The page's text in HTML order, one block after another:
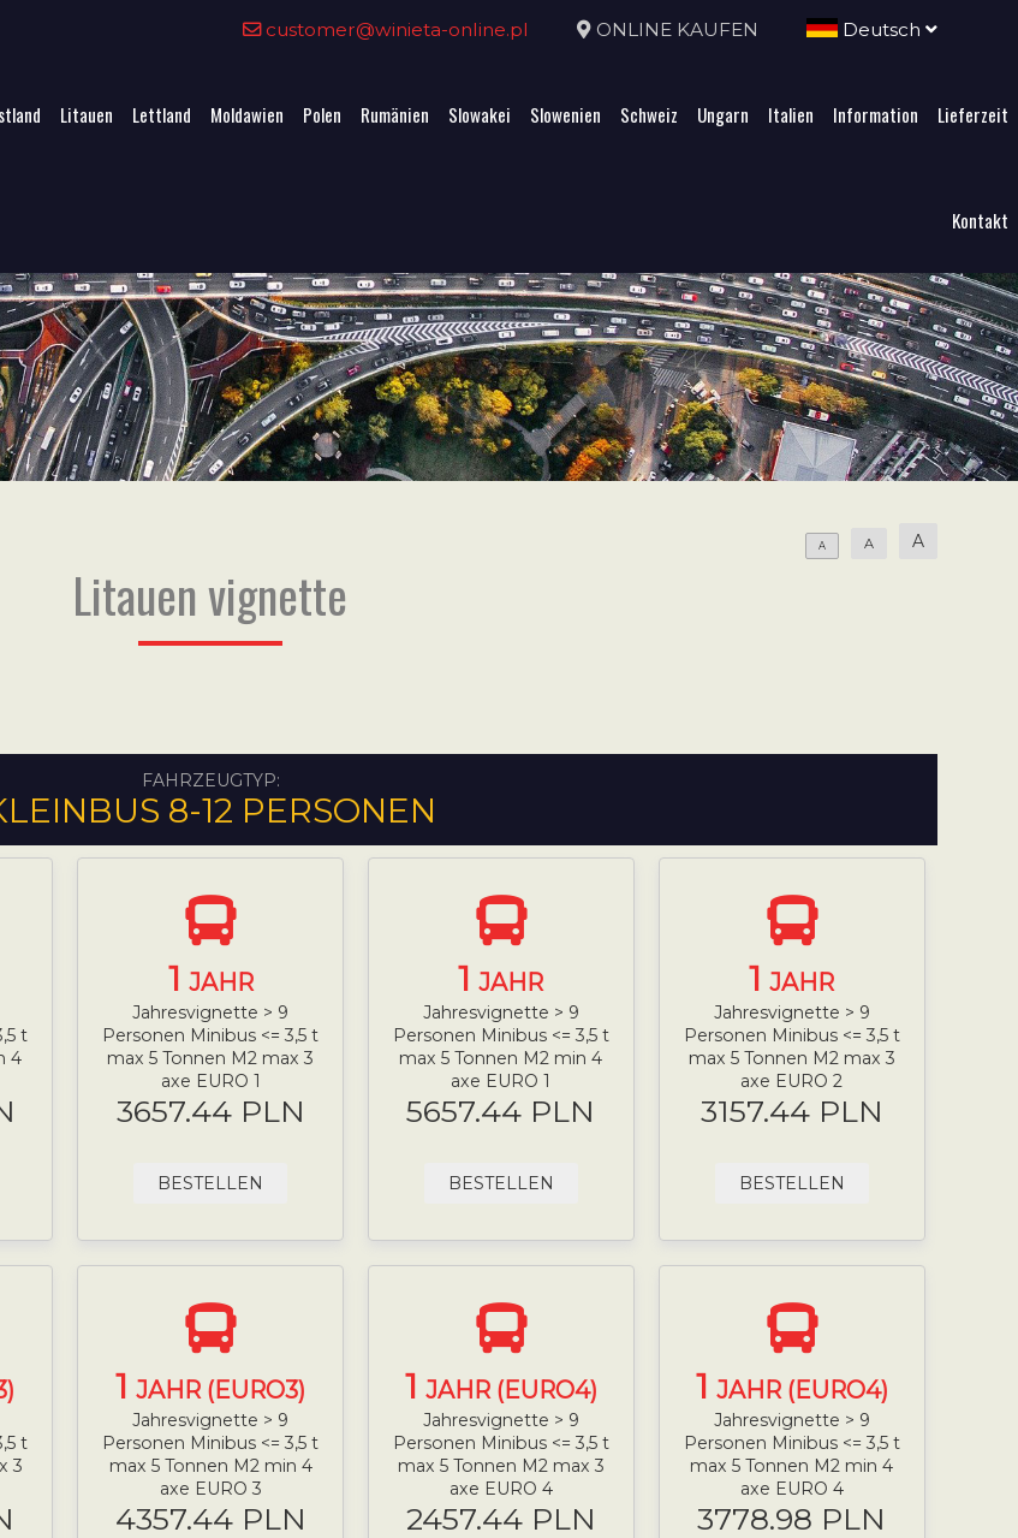
customer@winieta-online.pl ONLINE KAUFEN Deutsch
Litauen Lettland Moldawien Polen Rumänien Slowakei Slowenien Schweiz Ungarn Italien Information Lieferzeit
Kontakt
A A A
Litauen vignette
FAHRZEUGTYP:
8-12 PERSONEN
t
4
1 JAHR
Jahresvignette > 9
Personen Minibus <= 3,5 t
max 5 Tonnen M2 max 3
axe EURO 1
3657.44 PLN
BESTELLEN
1JAHR
Jahresvignette > 9
Personen Minibus <= 3,5 t
max 5 Tonnen M2 min 4
axe EURO 1
5657.44 PLN
BESTELLEN
1JAHR
Jahresvignette > 9
Personen Minibus <= 3,5 t
max 5 Tonnen M2 max 3
axe EURO 2
3157.44 PLN
BESTELLEN
t
3
1 JAHR (EURO3)
Jahresvignette > 9
Personen Minibus <= 3,5 t
max 5 Tonnen M2 min 4
axe EURO 3
4357.44 PLN
1 JAHR (EURO4)
Jahresvignette > 9
Personen Minibus <= 3,5 t
max 5 Tonnen M2 max 3
axe EURO 4
2457.44 PLN
1 JAHR (EURO4)
Jahresvignette > 9
Personen Minibus <= 3,5 t
max 5 Tonnen M2 min 4
axe EURO 4
3778.98 PLN